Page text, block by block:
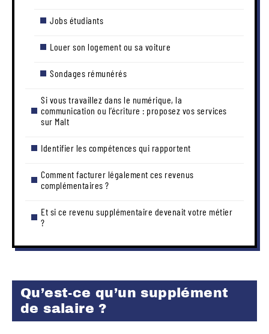
Jobs étudiants
Louer son logement ou sa voiture
Sondages rémunérés
Si vous travaillez dans le numérique, la
communication ou l’écriture : proposez vos services
sur Malt
Identifier les compétences qui rapportent
Comment facturer légalement ces revenus
complémentaires ?
Et si ce revenu supplémentaire devenait votre métier
?
Qu’est-ce qu’un supplément
de salaire ?